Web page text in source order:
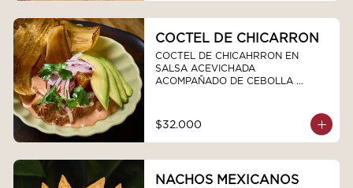
COCTEL DE CHICARRON
COCTEL DE CHICAHRRON EN
SALSA ACEVICHADA
ACOMPAÑADO DE CEBOLLA
$32.000
NACHOS MEXICANOS